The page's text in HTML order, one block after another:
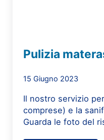
Pulizia
15 Giugno 2023
Il nostro servizio
comprese) e la
Guarda le foto del